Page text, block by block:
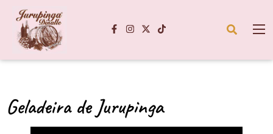
Geladeira de Jurupinga